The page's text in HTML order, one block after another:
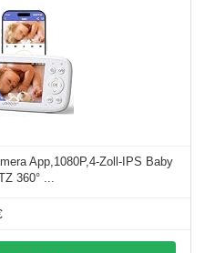
App,1080P,4-Zoll-IPS Baby
360° ...